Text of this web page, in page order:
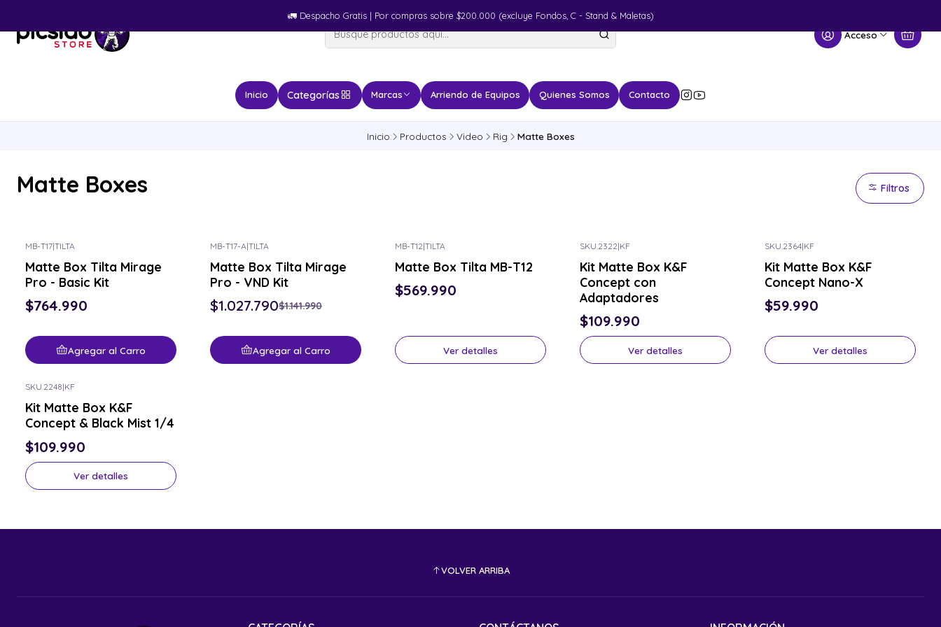
Acceso
Inicio Categorías Marcas Arriendo de Equipos Quienes Somos Contacto
🚛​ Despacho Gratis | Por compras sobre $200.000 (excluye Fondos, C - Stand & Maletas)
Inicio Productos Video Rig Matte Boxes
Matte Boxes Filtros
MB-T17|TILTA
Matte Box Tilta Mirage
Pro - Basic Kit
$764.990
Agregar al Carro
MB-T17-A|TILTA
Matte Box Tilta Mirage
Pro - VND Kit
$1.027.790$1.141.990
Agregar al Carro
MB-T12|TILTA
Matte Box Tilta MB-T12
$569.990
Ver detalles
SKU.2322|KF
Kit Matte Box K&F
Concept con
Adaptadores
$109.990
Ver detalles
SKU.2364|KF
Kit Matte Box K&F
Concept Nano-X
$59.990
Ver detalles
SKU.2248|KF
Kit Matte Box K&F
Concept & Black Mist 1/4
$109.990
Ver detalles
VOLVER ARRIBA